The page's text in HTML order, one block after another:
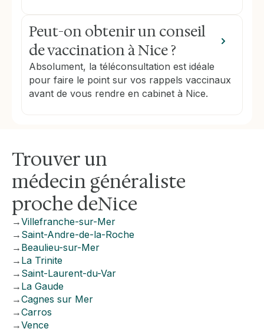
Peut-on obtenir un conseil
de vaccination à Nice ?
Absolument, la téléconsultation est idéale
pour faire le point sur vos rappels vaccinaux
avant de vous rendre en cabinet à Nice.
Trouver un
médecin généraliste
proche deNice
→Villefranche-sur-Mer
→ Saint-Andre-de-la-Roche
→ Beaulieu-sur-Mer
→ La Trinite
→ Saint-Laurent-du-Var
→ La Gaude
→Cagnes sur Mer
→Carros
→Vence